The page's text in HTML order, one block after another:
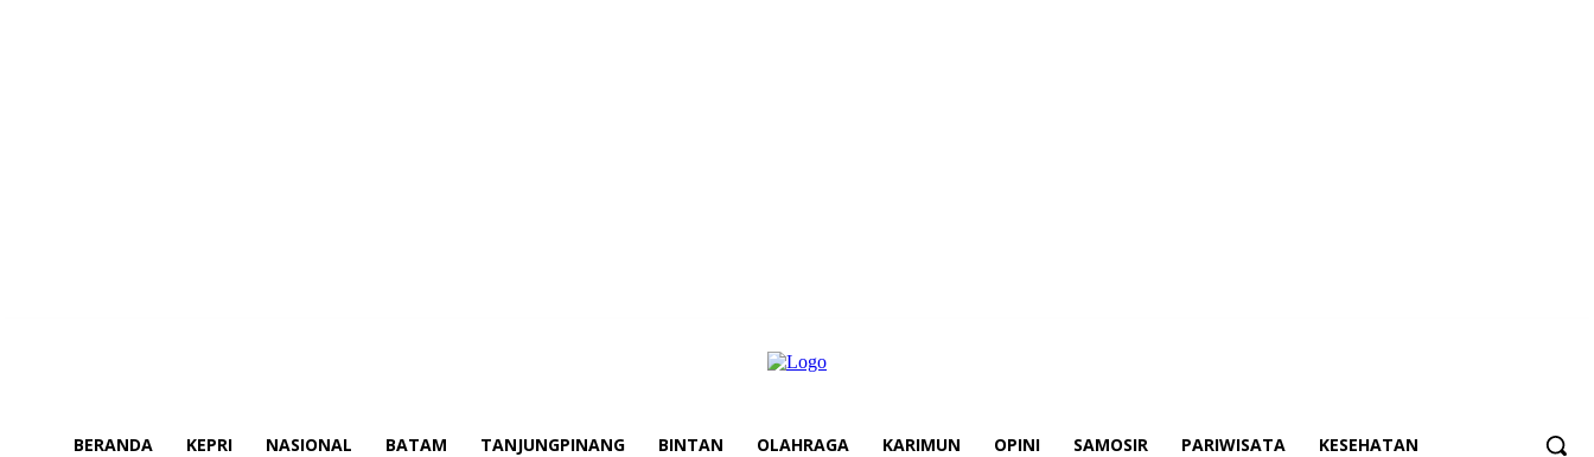
BERANDA KEPRI NASIONAL BATAM TANJUNGPINANG BINTAN OLAHRAGA KARIMUN OPINI SAMOSIR PARIWISATA KESEHATAN